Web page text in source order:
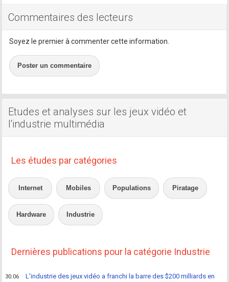
Commentaires des lecteurs
Soyez le premier à commenter cette information.
Poster un commentaire
Etudes et analyses sur les jeux vidéo et
l'industrie multimédia
Les études par catégories
Internet Mobiles Populations Piratage
Hardware Industrie
Dernières publications pour la catégorie Industrie
30.06
L'industrie des jeux vidéo a franchi la barre des $200 milliards en